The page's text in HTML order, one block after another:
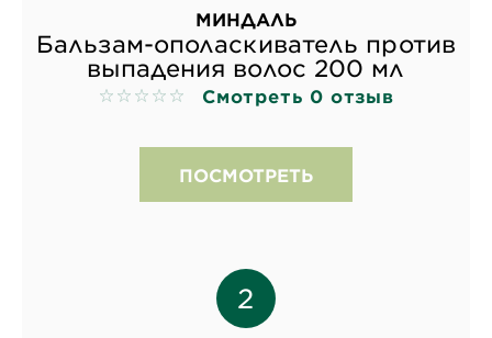
МИНДАЛЬ
Бальзам-ополаскиватель против
выпадения волос 200 мл
No reviews Смотреть 0 отзыв
ПОСМОТРЕТЬ